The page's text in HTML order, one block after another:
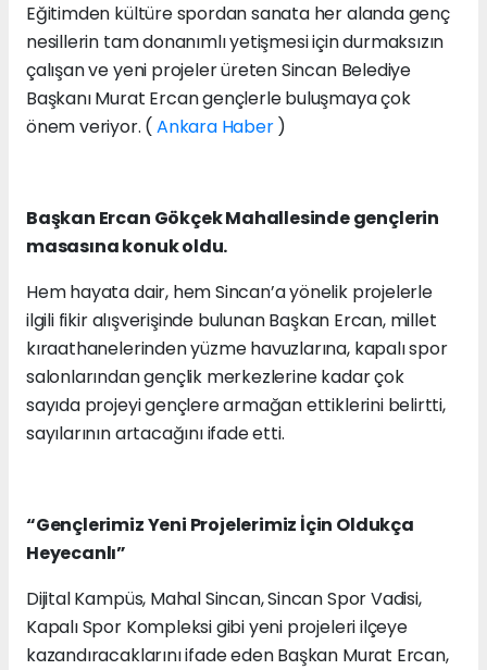
Eğitimden kültüre spordan sanata her alanda genç
nesillerin tam donanımlı yetişmesi için durmaksızın
çalışan ve yeni projeler üreten Sincan Belediye
Başkanı Murat Ercan gençlerle buluşmaya çok
önem veriyor. ( Ankara Haber)
Başkan Ercan Gökçek Mahallesinde gençlerin
masasına konuk oldu.
Hem hayata dair, hem Sincan’a yönelik projelerle
ilgili fikir alışverişinde bulunan Başkan Ercan, millet
kıraathanelerinden yüzme havuzlarına, kapalı spor
salonlarından gençlik merkezlerine kadar çok
sayıda projeyi gençlere armağan ettiklerini belirtti,
sayılarının artacağını ifade etti.
“Gençlerimiz Yeni Projelerimiz İçin Oldukça
Heyecanlı”
Dijital Kampüs, Mahal Sincan, Sincan Spor Vadisi,
Kapalı Spor Kompleksi gibi yeni projeleri ilçeye
kazandıracaklarını ifade eden Başkan Murat Ercan,